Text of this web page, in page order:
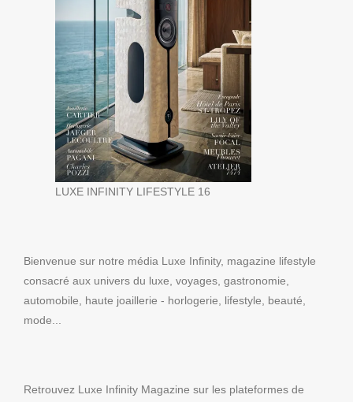
LUXE INFINITY LIFESTYLE 16
Bienvenue sur notre média Luxe Infinity, magazine lifestyle
consacré aux univers du luxe, voyages, gastronomie,
automobile, haute joaillerie - horlogerie, lifestyle, beauté,
mode...
Retrouvez Luxe Infinity Magazine sur les plateformes de